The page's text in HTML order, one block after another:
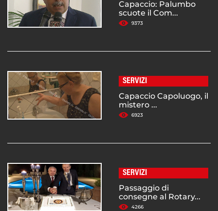
Capaccio: Palumbo
scuote il Com...
9373
SERVIZI
Capaccio Capoluogo, il
mistero ...
6923
SERVIZI
Passaggio di
consegne al Rotary...
4266